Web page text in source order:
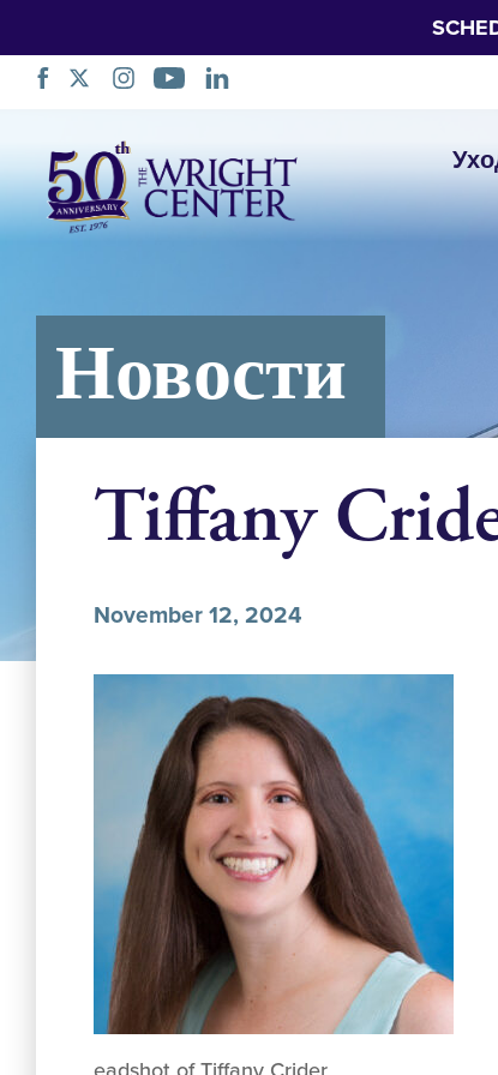
Пропустить
навигацию
Новости
Tiffany
November 12, 2024